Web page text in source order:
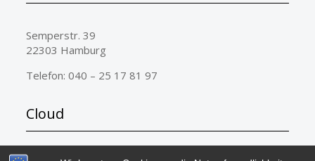
Semperstr. 39
22303 Hamburg
Telefon: 040 – 25 17 81 97
Cloud
ERP-complete